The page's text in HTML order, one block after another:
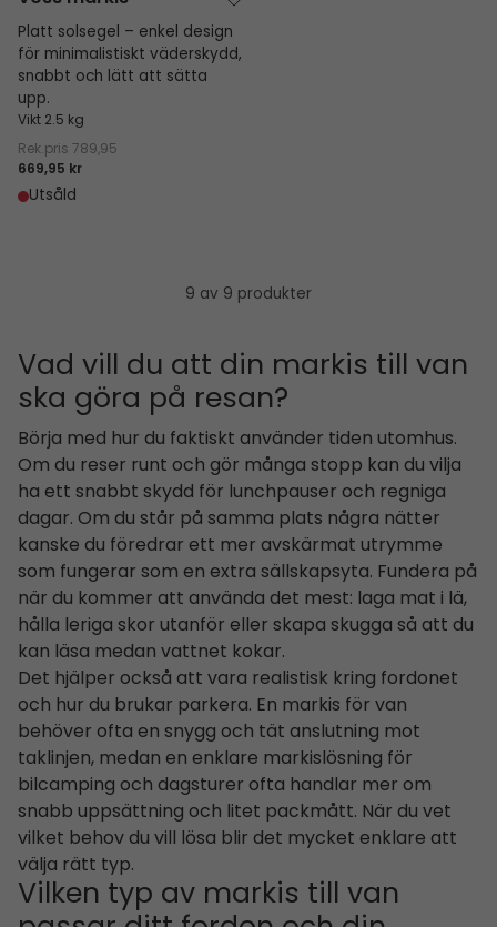
Platt solsegel – enkel design
för minimalistiskt väderskydd,
snabbt och lätt att sätta
upp.
Vikt 2.5 kg
Rek.pris 789,95
669,95 kr
Utsåld
9 av 9 produkter
Vad vill du att din markis till van
ska göra på resan?
Börja med hur du faktiskt använder tiden utomhus.
Om du reser runt och gör många stopp kan du vilja
ha ett snabbt skydd för lunchpauser och regniga
dagar. Om du står på samma plats några nätter
kanske du föredrar ett mer avskärmat utrymme
som fungerar som en extra sällskapsyta. Fundera på
när du kommer att använda det mest: laga mat i lä,
hålla leriga skor utanför eller skapa skugga så att du
kan läsa medan vattnet kokar.
Det hjälper också att vara realistisk kring fordonet
och hur du brukar parkera. En markis för van
behöver ofta en snygg och tät anslutning mot
taklinjen, medan en enklare markislösning för
bilcamping och dagsturer ofta handlar mer om
snabb uppsättning och litet packmått. När du vet
vilket behov du vill lösa blir det mycket enklare att
välja rätt typ.
Vilken typ av markis till van